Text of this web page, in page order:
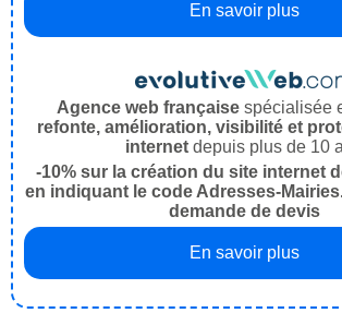
En savoir plus
Agence web françaisespécialisée
refonte, amélioration, visibilité et
internet depuis plus de 10
-10% sur la création du site internet
en indiquant le code Adresses-
demande de devis
En savoir plus